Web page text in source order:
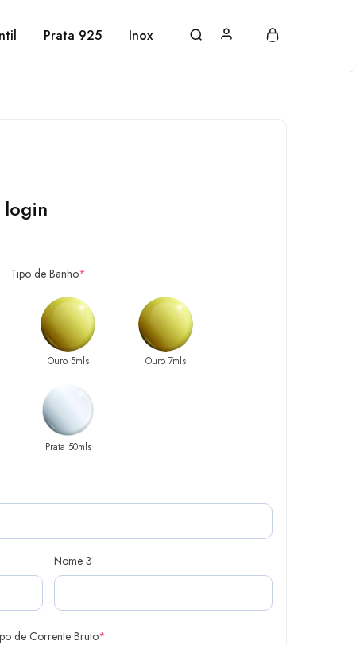
Prata 925 Inox
login
Tipo de Banho*
Ouro 5mls Ouro 7mls
Prata 50mls
Nome 3
de Corrente Bruto*